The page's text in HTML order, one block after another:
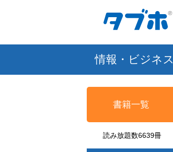
情報・ビジネス
書籍一覧
読み放題数6639冊